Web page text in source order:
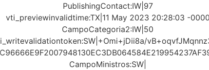
PublishingContact:IW|97
vti_previewinvalidtime:TX|11 May 2023 20:28:03 -0000
CampoCategoria2:IW|50
CampoMinistros:SW|